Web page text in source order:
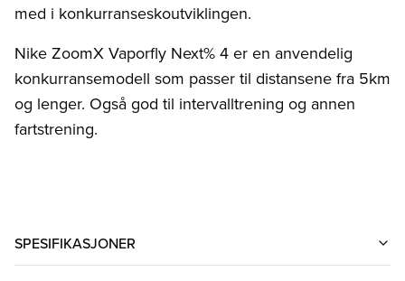
med i konkurranseskoutviklingen.
Nike ZoomX Vaporfly Next% 4 er en anvendelig
konkurransemodell som passer til distansene fra 5km
og lenger. Også god til intervalltrening og annen
fartstrening.
SPESIFIKASJONER